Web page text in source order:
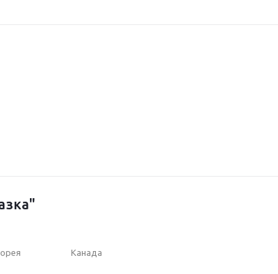
Канада